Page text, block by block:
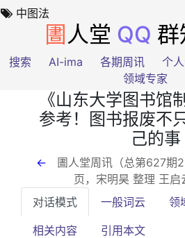
中图法
圕 人堂 QQ
搜索 AI-ima 各期周讯 个
领域专家
《山东大学图书馆
参考！图书报废不
己的事
←
圕人堂周讯（总第627期
页 ，宋明昊 整理 王
对话模式
一般词云 领
相关内容 引用本文